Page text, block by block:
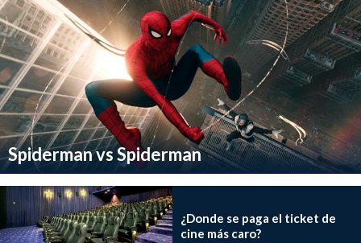
Spiderman vs Spiderman
¿Donde se paga el ticket de
cine más caro?